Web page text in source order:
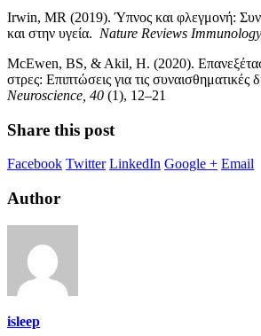
Irwin, MR (2019). Ύπνος και φλεγμονή:
και στην υγεία. Nature Reviews
McEwen, BS, & Akil, H. (2020).
στρες: Επιπτώσεις για τις συναισθηματικές
Neuroscience, 40 (1), 12–21
Share this post
Facebook Twitter LinkedIn Google + Email
Author
isleep